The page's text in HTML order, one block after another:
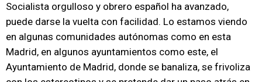
Socialista orgulloso y obrero español ha avanzado,
puede darse la vuelta con facilidad. Lo estamos viendo
en algunas comunidades autónomas como en esta
Madrid, en algunos ayuntamientos como este, el
Ayuntamiento de Madrid, donde se banaliza, se frivoliza